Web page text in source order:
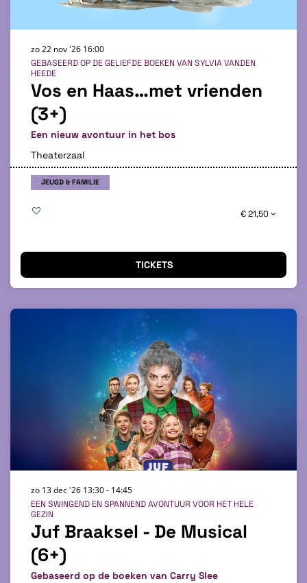
Vos en Haas…met vrienden
(3+)
Een nieuw avontuur in het bos
GEBASEERD OP DE GELIEFDE BOEKEN VAN SYLVIA VANDEN
HEEDE
zo 22 nov '26 16:00
Theaterzaal
JEUGD & FAMILIE
€ 21,50
TICKETS
Juf Braaksel - De Musical
(6+)
Gebaseerd op de boeken van Carry Slee
EEN SWINGEND EN SPANNEND AVONTUUR VOOR HET HELE
GEZIN
zo 13 dec '26 13:30 - 14:45